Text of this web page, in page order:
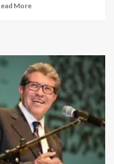
More